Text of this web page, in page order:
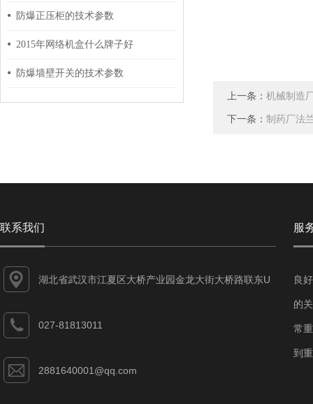
防爆正压柜的技术参数
2015年网络机盒什么牌子好
防爆墙壁开关的技术参数
上一条： 机械制造
下一条： 制药厂法
联系我们
湖北省武汉市江夏区大桥产业园金龙大街大桥路联东U
027-81813011
2881640001@qq.com
服
良
的
常
到